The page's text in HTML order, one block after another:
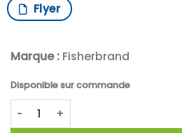
Flyer
Marque : Fisherbrand
Disponible sur commande
quantité de